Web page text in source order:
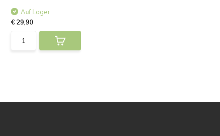
Auf Lager
€ 29,90